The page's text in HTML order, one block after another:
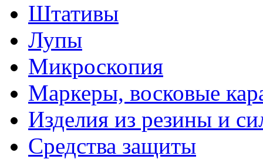
Штативы
Лупы
Микроскопия
Маркеры, восковые
Изделия из резины и
Средства защиты